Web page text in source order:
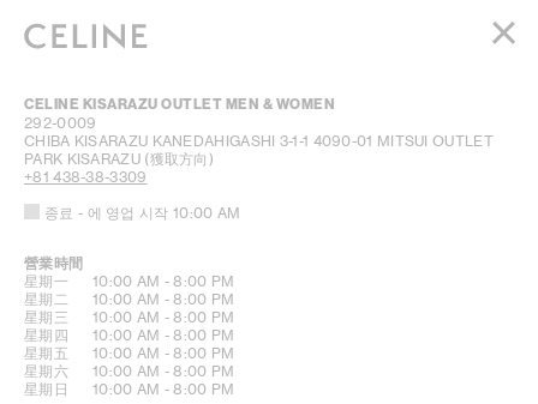
男裝
高訂香水系列
BEAUTÉ
CELINE KISARAZU OUTLET MEN & WOMEN
292-0009
CHIBA KISARAZU KANEDAHIGASHI 3-1-1 4090-01 MITSUI OUTLET
PARK KISARAZU(獲取方向)
+81 438-38-3309
종료 - 에 영업 시작 10:00 AM
營業時間
DAY OF THE WEEK HOURS
星期一 10:00 AM -8:00 PM
星期二
10:00 AM -8:00 PM
星期三
10:00 AM -8:00 PM
星期四
10:00 AM -8:00 PM
星期五
10:00 AM -8:00 PM
星期六
10:00 AM -8:00 PM
星期日
10:00 AM -8:00 PM